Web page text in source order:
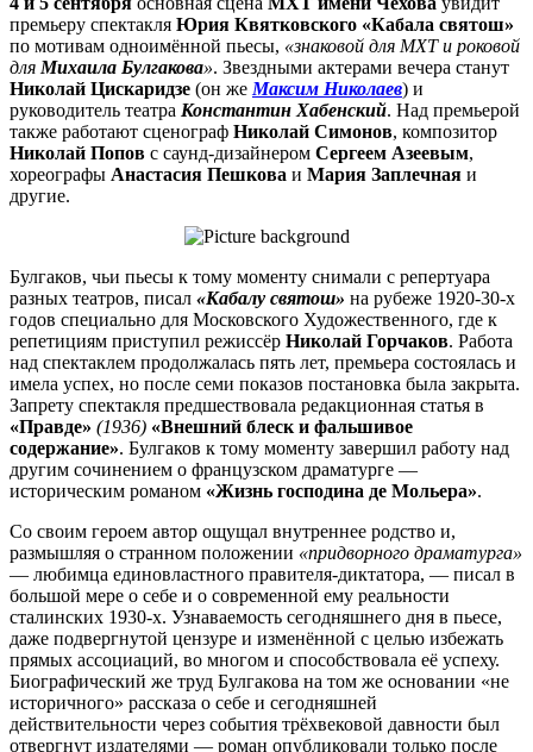
премьеру спектакля Юрия Квятковского «Кабала святош»
по мотивам одноимённой пьесы, «знаковой для МХТ и роковой
для Михаила Булгакова». Звездными актерами вечера станут
Николай Цискаридзе (он же Максим Николаев) и
руководитель театра Константин Хабенский. Над премьерой
также работают сценограф Николай Симонов, композитор
Николай Попов с саунд-дизайнером Сергеем Азеевым,
хореографы Анастасия Пешкова и Мария Заплечная и
другие.
Булгаков, чьи пьесы к тому моменту снимали с репертуара
разных театров, писал «Кабалу святош» на рубеже 1920-30-х
годов специально для Московского Художественного, где к
репетициям приступил режиссёр Николай Горчаков. Работа
над спектаклем продолжалась пять лет, премьера состоялась и
имела успех, но после семи показов постановка была закрыта.
Запрету спектакля предшествовала редакционная статья в
«Правде» (1936) «Внешний блеск и фальшивое
содержание». Булгаков к тому моменту завершил работу над
другим сочинением о французском драматурге —
историческим романом «Жизнь господина де Мольера».
Со своим героем автор ощущал внутреннее родство и,
размышляя о странном положении «придворного драматурга»
— любимца единовластного правителя-диктатора, — писал в
большой мере о себе и о современной ему реальности
сталинских 1930-х. Узнаваемость сегодняшнего дня в пьесе,
даже подвергнутой цензуре и изменённой с целью избежать
прямых ассоциаций, во многом и способствовала её успеху.
Биографический же труд Булгакова на том же основании «не
историчного» рассказа о себе и сегодняшней
действительности через события трёхвековой давности был
отвергнут издателями — роман опубликовали только после